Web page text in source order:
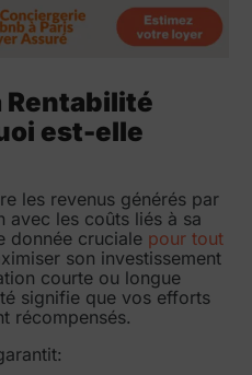
Rentabilité
est-elle
les revenus générés par
avec les coûts liés à sa
donnée cruciale pour tout
son investissement
courte ou longue
signifie que vos efforts
récompensés.